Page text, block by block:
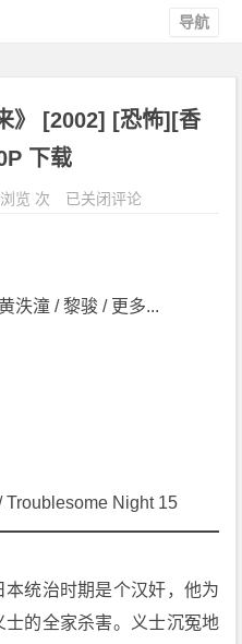
导航
》 [2002] [恐怖][香
下载
览 次
《阴
5：
0
怖]
港]
已关闭评论
泆潼 / 黎骏 / 更多...
Troublesome Night 15
统治时期是个汉奸，他为
的全家杀害。义士沉冤地